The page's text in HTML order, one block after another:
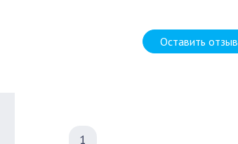
Оставить отзыв
1